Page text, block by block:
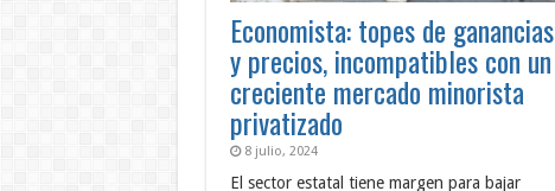
Economista: topes de ganancias
y precios, incompatibles con un
creciente mercado minorista
privatizado
8 julio, 2024
El sector estatal tiene margen para bajar